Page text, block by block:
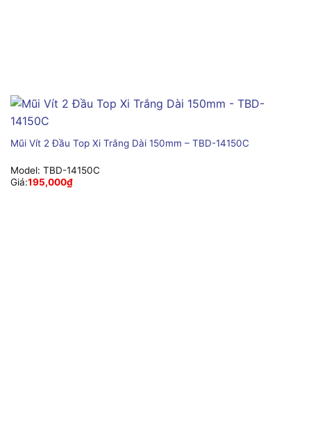
Mũi Vít 2 Đầu Top Xi Trắng Dài 150mm – TBD-14150C
Model: TBD-14150C
Giá:195,000₫